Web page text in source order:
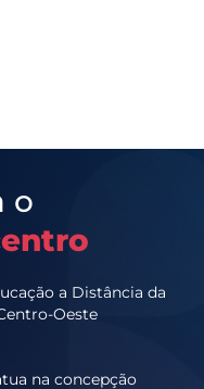
o
a Distância da
Oeste
na concepção